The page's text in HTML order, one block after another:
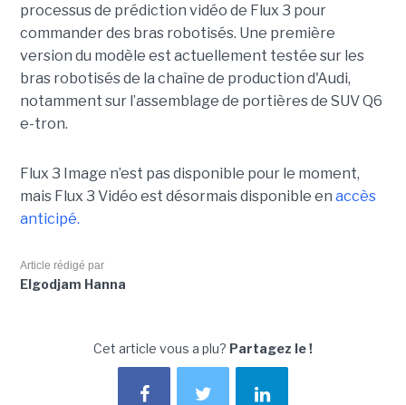
processus de prédiction vidéo de Flux 3 pour
commander des bras robotisés. Une première
version du modèle est actuellement testée sur les
bras robotisés de la chaîne de production d'Audi,
notamment sur l’assemblage de portières de SUV Q6
e-tron.
Flux 3 Image n’est pas disponible pour le moment,
mais Flux 3 Vidéo est désormais disponible en accès
anticipé.
Article rédigé par
Elgodjam Hanna
Cet article vous a plu? Partagez le !